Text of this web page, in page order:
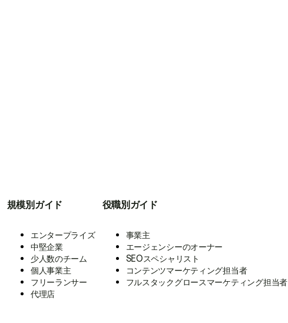
規模別ガイド
エンタープライズ
中堅企業
少人数のチーム
個人事業主
フリーランサー
代理店
役職別ガイド
事業主
エージェンシーのオーナー
SEOスペシャリスト
コンテンツマーケティング担当者
フルスタックグロースマーケティング担当者